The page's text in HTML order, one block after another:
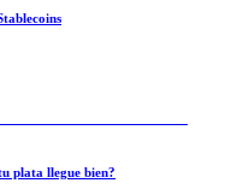
plata llegue bien?